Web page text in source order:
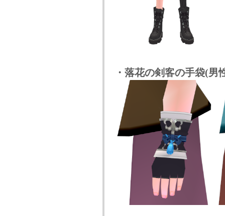
・落花の剣客の手袋(